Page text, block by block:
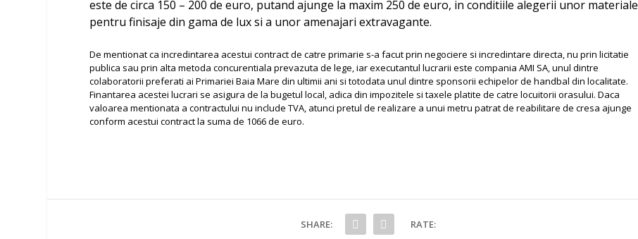
este de circa 150 – 200 de euro, putand ajunge la maxim 250 de euro, in conditiile alegerii unor materiale
pentru finisaje din gama de lux si a unor amenajari extravagante.
De mentionat ca incredintarea acestui contract de catre primarie s-a facut prin negociere si incredintare directa, nu prin licitatie
publica sau prin alta metoda concurentiala prevazuta de lege, iar executantul lucrarii este compania AMI SA, unul dintre
colaboratorii preferati ai Primariei Baia Mare din ultimii ani si totodata unul dintre sponsorii echipelor de handbal din localitate.
Finantarea acestei lucrari se asigura de la bugetul local, adica din impozitele si taxele platite de catre locuitorii orasului. Daca
valoarea mentionata a contractului nu include TVA, atunci pretul de realizare a unui metru patrat de reabilitare de cresa ajunge
conform acestui contract la suma de 1066 de euro.
SHARE: RATE: